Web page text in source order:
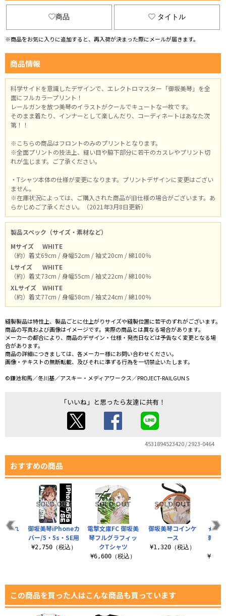
商品 タイトル
※商品をお気に入りに追加すると、再入荷が決まった際にメールが届きます。
商品情報
科学サイドを意識したデザインで、エレクトロマスター「御坂美琴」を全
面にフルカラープリント！
レールガンを放つ美琴のイラストがクールでキュートな一枚です。
そのまま着たり、インナーとして楽しんだり、コーディネートはあなた次
第！！
※こちらの商品はフロントのみのプリントとなります。
※全面プリントの技法上、縫い目や脇下部分に若干のカスレやプリント切
れが生じます。ご了承ください。
・Tシャツ本体の仕様が変更になります。プリントデザインに変更はござい
ません。
※在庫状況によっては、ご購入された商品が旧仕様の場合がございます。あ
らかじめご了承ください。（2021年3月8日更新）
製品スペック（サイズ・素材など）
Mサイズ
WHITE
（約）着丈69cm / 身幅52cm / 袖丈20cm / 綿100％
Lサイズ
WHITE
（約）着丈73cm / 身幅55cm / 袖丈22cm / 綿100％
XLサイズ
WHITE
（約）着丈77cm / 身幅58cm / 袖丈24cm / 綿100％
縫製製品は特性上、製品ごとに仕上がりサイズや縫製位置に若干のずれがございます。
商品の写真および画像はイメージです。実際の商品とは異なる場合があります。
メーカーの都合により、商品のデザイン・仕様・発売日などは予告なく変更となる場
合があります。
商品の詳細につきましては、各メーカー様にお問い合わせください。
画像・テキストの無断転載、及びそれに準ずる行為を一切禁止いたします。
©鎌池和馬／冬川基／アスキー・メディアワークス／PROJECT-RAILGUN S
「いいね」と思ったら友達に共有！
4531894523420 / 2923-0464
おすすめの商品
電撃文庫FC 御坂美
琴フルグラフィッ
クTシャツ
¥6,600（税込）
御坂美琴コインケ
ース
¥1,320（税込）
★限
刺繍
まれ
御坂美琴iPhoneカ
バー/5・5s・SE用
¥2,750（税込）
この商品を買った人はこんな商品も買っています